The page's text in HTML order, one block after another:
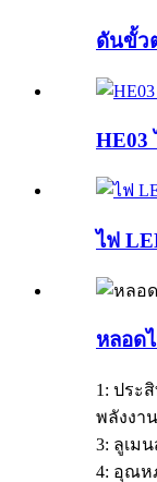
ดันขั้ว
HE03
ไฟ
หลอด
1: ประ
พลังงา
3: ลูเม
4: อุณห